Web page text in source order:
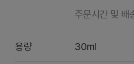
주문시간 및 배
용량 30ml